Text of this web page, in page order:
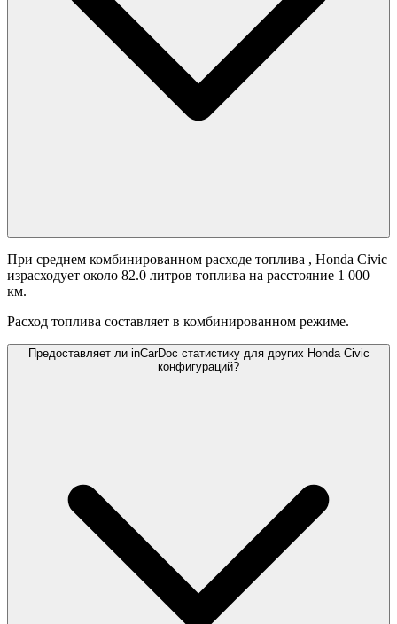
При среднем комбинированном расходе топлива , Honda Civic
израсходует около 82.0 литров топлива на расстояние 1 000
км.
Расход топлива составляет в комбинированном режиме.
Предоставляет ли inCarDoc статистику для других Honda Civic
конфигураций?